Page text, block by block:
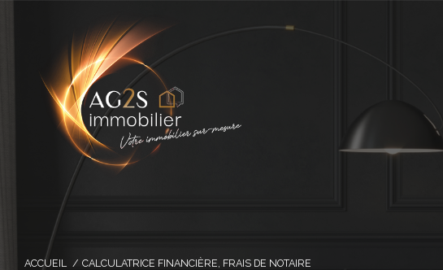
ACCUEIL CALCULATRICE FINANCIÈRE, FRAIS DE NOTAIRE